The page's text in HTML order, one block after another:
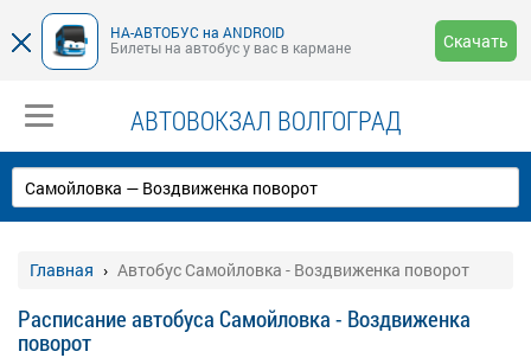
НА-АВТОБУС на ANDROID
Билеты на автобус у вас в кармане
Скачать
АВТОВОКЗАЛ ВОЛГОГРАД
Главная Автобус Самойловка - Воздвиженка поворот
Расписание автобуса Самойловка - Воздвиженка
поворот